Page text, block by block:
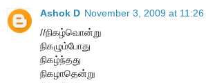
Ashok D November 3, 2009 at 11:26
//நிகழ்வொன்று
நிகழும்போது
நிகழ்ந்தது
நிகழாதென்று